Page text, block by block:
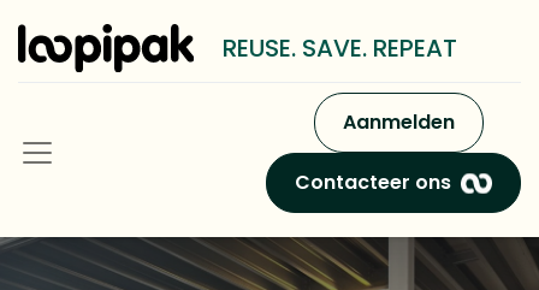
REUSE. SAVE. REPEAT
Aanmelden
Contacteer ons